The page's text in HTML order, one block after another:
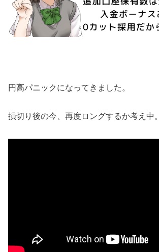
円高パニックになってきました。
損切り後の今、再度ロングするか考え中。